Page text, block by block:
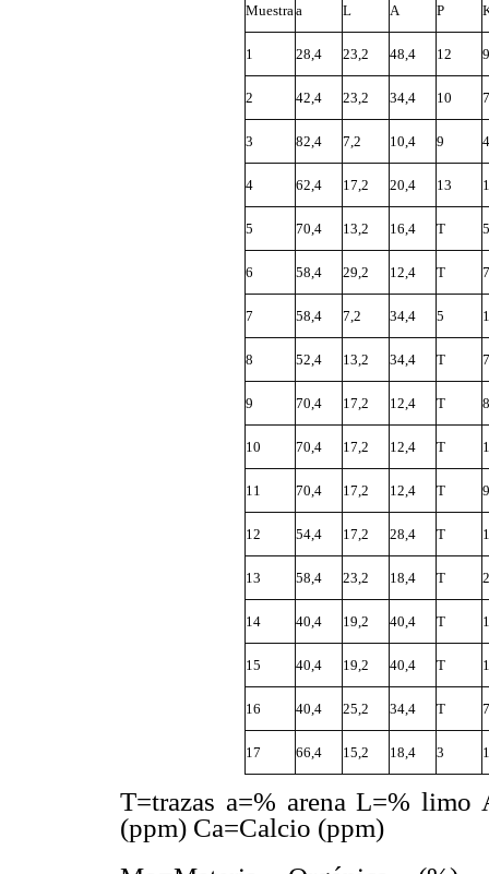
Muestra a L A P
1 28,4 23,2 48,4 12
2 42,4 23,2 34,4 10
3 82,4 7,2 10,4 9
4 62,4 17,2 20,4 13
5 70,4 13,2 16,4 T
6 58,4 29,2 12,4 T
7 58,4 7,2 34,4 5
8 52,4 13,2 34,4 T
9 70,4 17,2 12,4 T
10 70,4 17,2 12,4 T
11 70,4 17,2 12,4 T
12 54,4 17,2 28,4 T
13 58,4 23,2 18,4 T
14 40,4 19,2 40,4 T
15 40,4 19,2 40,4 T
16 40,4 25,2 34,4 T
17 66,4 15,2 18,4 3
T=trazas a=% arena L=%
(ppm) Ca=Calcio (ppm)